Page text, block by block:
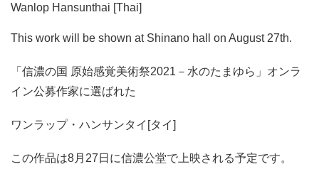
Wanlop Hansunthai [Thai]
This work will be shown at Shinano hall on August 27th.
「信濃の国 原始感覚美術祭2021－水のたまゆら」オンラ
イン公募作家に選ばれた
ワンラップ・ハンサンタイ[タイ]
この作品は8月27日に信濃公堂で上映される予定です。